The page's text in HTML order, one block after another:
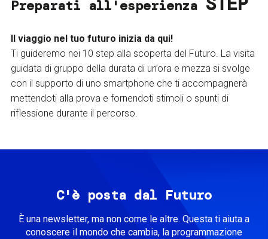
Preparati all'esperienza
Il viaggio nel tuo futuro inizia da qui!
Ti guideremo nei 10 step alla scoperta del Futuro. La visita
guidata di gruppo della durata di un’ora e mezza si svolge
con il supporto di uno smartphone che ti accompagnerà
mettendoti alla prova e fornendoti stimoli o spunti di
riflessione durante il percorso.
C'è posta dal Futuro
È una newsletter, ma non come le altre. Questa ti aiuta a
conoscere il mondo che cambia, la programmazione